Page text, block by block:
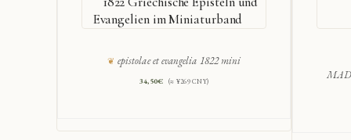
Evangelien im Miniaturband
epistolae et evangelia 1822 mini
34,50€ (≈ ¥269 CNY)